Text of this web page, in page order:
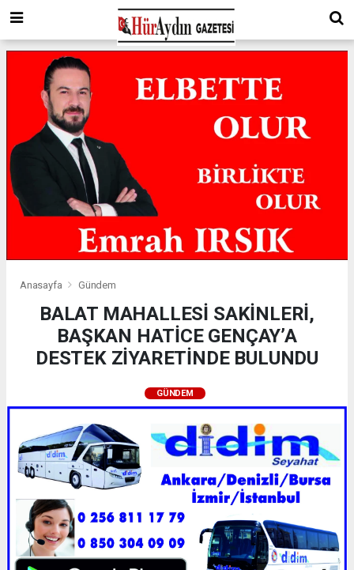
Anasayfa Gündem
BALAT MAHALLESİ SAKİNLERİ,
BAŞKAN HATİCE GENÇAY’A
DESTEK ZİYARETİNDE BULUNDU
GÜNDEM